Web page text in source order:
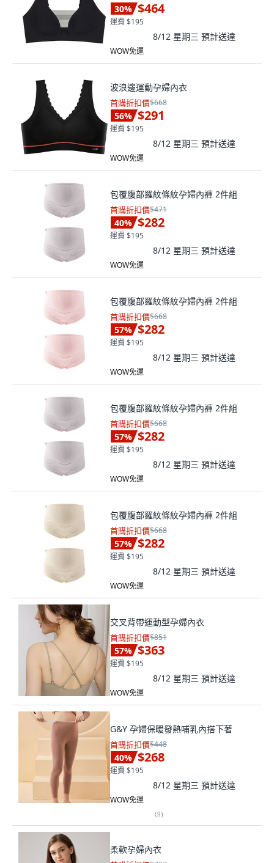
30% $464
運費 $195
8/12 星期三 預計送達
WOW免運
波浪邊運動孕婦內衣
首購折扣價$668
56% $291
運費 $195
8/12 星期三 預計送達
WOW免運
包覆腹部羅紋條紋孕婦內褲 2件組
首購折扣價$471
40% $282
運費 $195
8/12 星期三 預計送達
WOW免運
包覆腹部羅紋條紋孕婦內褲 2件組
首購折扣價$668
57% $282
運費 $195
8/12 星期三 預計送達
WOW免運
包覆腹部羅紋條紋孕婦內褲 2件組
首購折扣價$668
57% $282
運費 $195
8/12 星期三 預計送達
WOW免運
包覆腹部羅紋條紋孕婦內褲 2件組
首購折扣價$668
57% $282
運費 $195
8/12 星期三 預計送達
WOW免運
交叉背帶運動型孕婦內衣
首購折扣價$851
57% $363
運費 $195
8/12 星期三 預計送達
WOW免運
G&Y 孕婦保暖發熱哺乳內搭下著
首購折扣價$448
40% $268
運費 $195
8/12 星期三 預計送達
WOW免運
(9)
柔軟孕婦內衣